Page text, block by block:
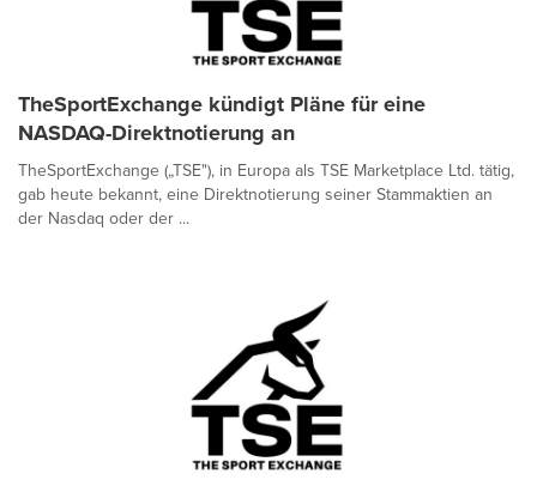
TheSportExchange kündigt Pläne für eine
NASDAQ-Direktnotierung an
TheSportExchange („TSE"), in Europa als TSE Marketplace Ltd. tätig,
gab heute bekannt, eine Direktnotierung seiner Stammaktien an
der Nasdaq oder der ...